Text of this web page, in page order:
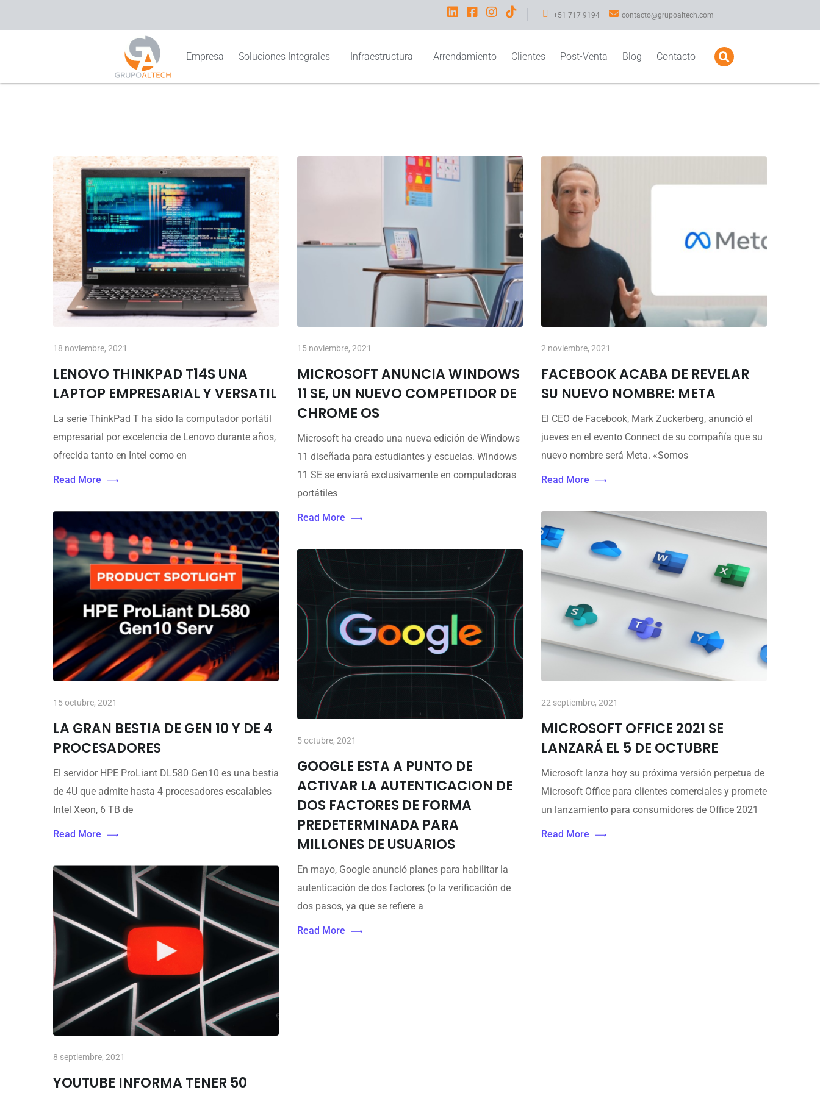
I +51 717 9194 contacto@grupoaltech.com
Empresa Soluciones Integrales Infraestructura Arrendamiento Clientes Post-Venta Blog Contacto
18 noviembre, 2021
LENOVO THINKPAD T14S UNA
LAPTOP EMPRESARIAL Y VERSATIL
La serie ThinkPad T ha sido la computador portátil
empresarial por excelencia de Lenovo durante años,
ofrecida tanto en Intel como en
Read More
15 noviembre, 2021
MICROSOFT ANUNCIA WINDOWS
11 SE, UN NUEVO COMPETIDOR DE
CHROME OS
Microsoft ha creado una nueva edición de Windows
11 diseñada para estudiantes y escuelas. Windows
11 SE se enviará exclusivamente en computadoras
portátiles
Read More
2 noviembre, 2021
FACEBOOK ACABA DE REVELAR
SU NUEVO NOMBRE: META
El CEO de Facebook, Mark Zuckerberg, anunció el
jueves en el evento Connect de su compañía que su
nuevo nombre será Meta. «Somos
Read More
15 octubre, 2021
LA GRAN BESTIA DE GEN 10 Y DE 4
PROCESADORES
El servidor HPE ProLiant DL580 Gen10 es una bestia
de 4U que admite hasta 4 procesadores escalables
Intel Xeon, 6 TB de
Read More
5 octubre, 2021
GOOGLE ESTA A PUNTO DE
ACTIVAR LA AUTENTICACION DE
DOS FACTORES DE FORMA
PREDETERMINADA PARA
MILLONES DE USUARIOS
En mayo, Google anunció planes para habilitar la
autenticación de dos factores (o la verificación de
dos pasos, ya que se refiere a
Read More
22 septiembre, 2021
MICROSOFT OFFICE 2021 SE
LANZARÁ EL 5 DE OCTUBRE
Microsoft lanza hoy su próxima versión perpetua de
Microsoft Office para clientes comerciales y promete
un lanzamiento para consumidores de Office 2021
Read More
8 septiembre, 2021
YOUTUBE INFORMA TENER 50